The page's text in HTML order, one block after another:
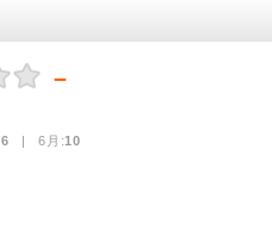
－
6 | 6月:10